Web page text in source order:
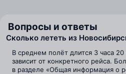
Вопросы и ответы
Сколько лететь из
В среднем полёт длится 3 часа
зависит от конкретного рейса.
в разделе «Общая информация о